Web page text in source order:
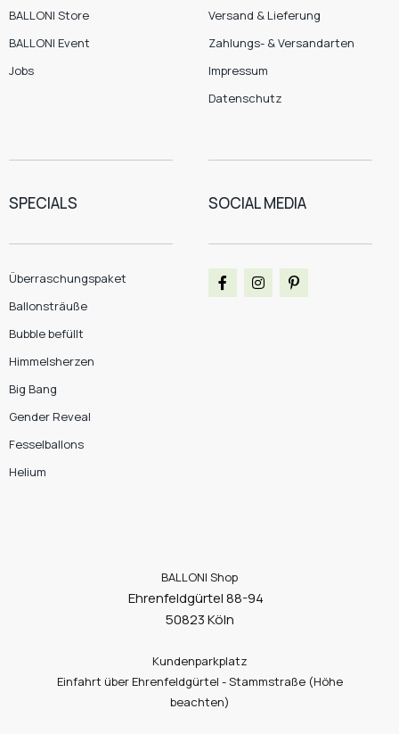
BALLONI Store
BALLONI Event
Jobs
Versand & Lieferung
Zahlungs- & Versandarten
Impressum
Datenschutz
SPECIALS
Überraschungspaket
Ballonsträuße
Bubble befüllt
Himmelsherzen
Big Bang
Gender Reveal
Fesselballons
Helium
SOCIAL MEDIA
BALLONI Shop
Ehrenfeldgürtel 88-94
50823 Köln
Kundenparkplatz
Einfahrt über Ehrenfeldgürtel - Stammstraße (Höhe
beachten)